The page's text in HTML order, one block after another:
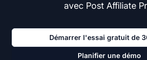
avec Post Affiliate
Démarrer l'essai gratuit de
Planifier une démo